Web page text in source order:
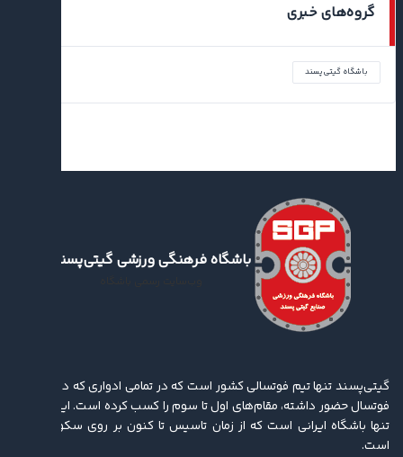
گروه‌های خبری
باشگاه گیتی‌پسند
باشگاه فرهنگی ورزشی گیتی‌پسند
گیتی‌پسند تنها تیم فوتسالی کشور است که در تمامی ادواری که در لیگ برتر
فوتسال حضور داشته، مقام‌های اول تا سوم را کسب کرده ‌است. این باشگاه
تنها باشگاه ایرانی است که از زمان تاسیس تا کنون بر روی سکو ایستاده
است.